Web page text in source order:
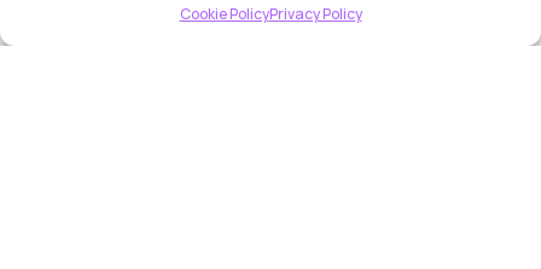
Cookie PolicyPrivacy Policy
És közvetlenül az okostelefonjáról!